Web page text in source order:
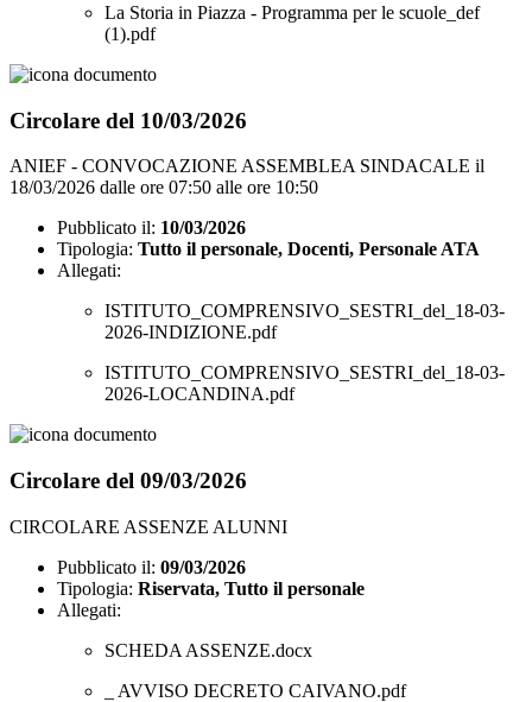
La Storia in Piazza - Programma per le scuole_def
(1).pdf
Circolare del 10/03/2026
ANIEF - CONVOCAZIONE ASSEMBLEA SINDACALE il
18/03/2026 dalle ore 07:50 alle ore 10:50
Pubblicato il: 10/03/2026
Tipologia: Tutto il personale, Docenti, Personale ATA
Allegati:
ISTITUTO_COMPRENSIVO_SESTRI_del_18-03-
2026-INDIZIONE.pdf
ISTITUTO_COMPRENSIVO_SESTRI_del_18-03-
2026-LOCANDINA.pdf
Circolare del 09/03/2026
CIRCOLARE ASSENZE ALUNNI
Pubblicato il: 09/03/2026
Tipologia: Riservata, Tutto il personale
Allegati:
SCHEDA ASSENZE.docx
_ AVVISO DECRETO CAIVANO.pdf